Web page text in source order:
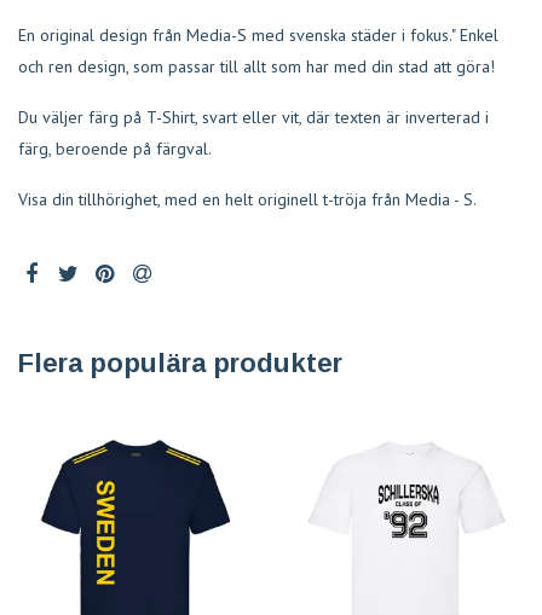
En original design från Media-S med svenska städer i fokus." Enkel
och ren design, som passar till allt som har med din stad att göra!
Du väljer färg på T-Shirt, svart eller vit, där texten är inverterad i
färg, beroende på färgval.
Visa din tillhörighet, med en helt originell t-tröja från Media - S.
Flera populära produkter